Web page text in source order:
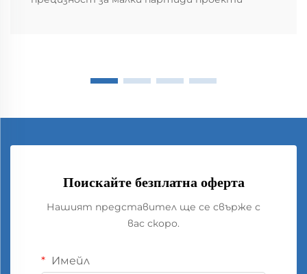
Поискайте безплатна оферта
Нашият представител ще се свърже с
вас скоро.
Имейл